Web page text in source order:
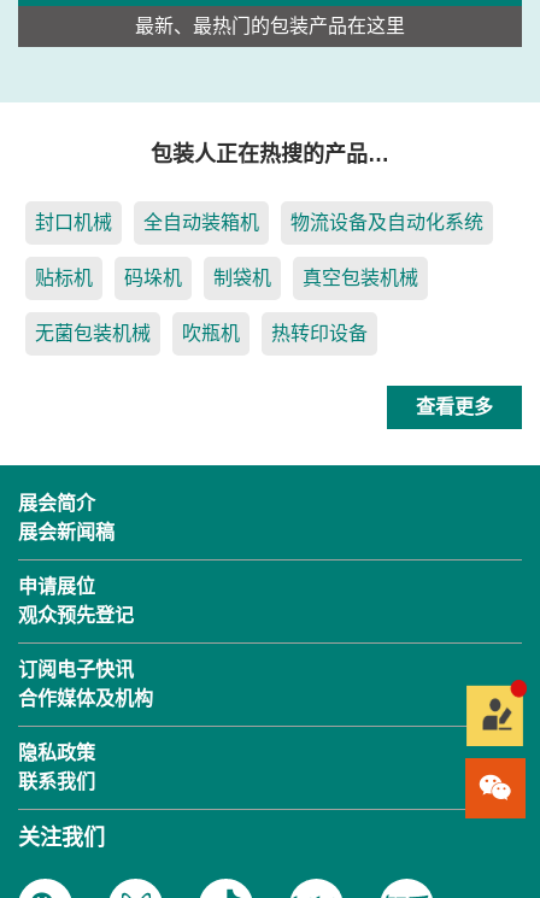
最新、最热门的包装产品在这里
包装人正在热搜的产品…
封口机械 全自动装箱机 物流设备及自动化系统
贴标机 码垛机 制袋机 真空包装机械
无菌包装机械 吹瓶机 热转印设备
查看更多
展会简介
展会新闻稿
申请展位
观众预先登记
订阅电子快讯
合作媒体及机构
隐私政策
联系我们
关注我们